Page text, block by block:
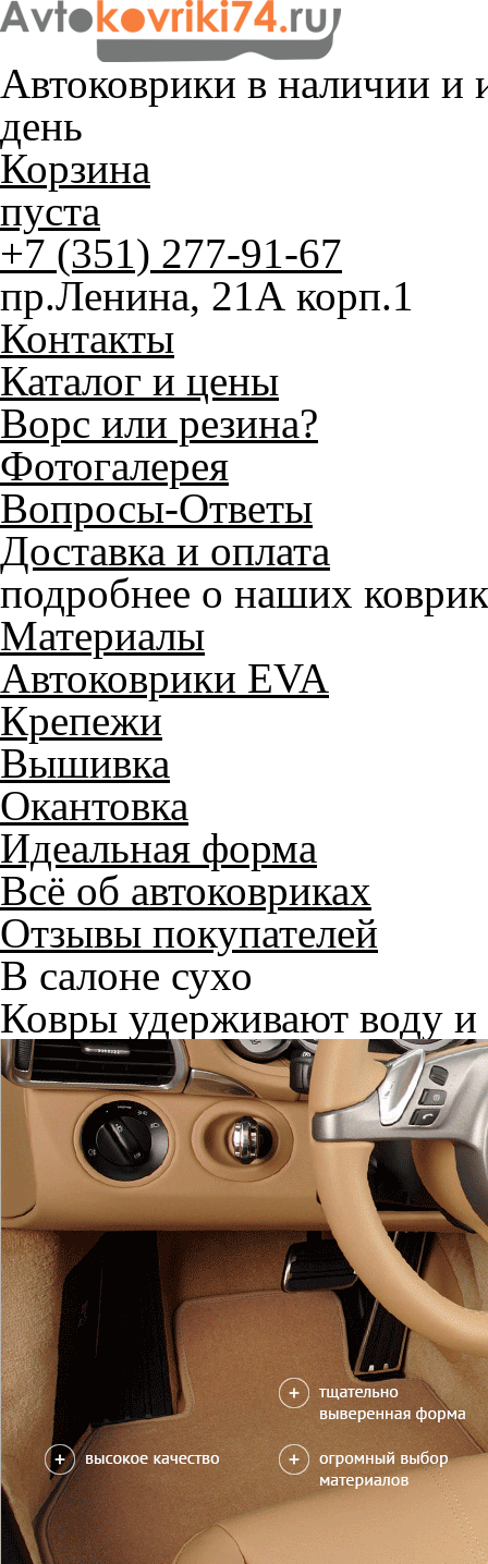
Автоковрики в наличии и
день
Корзина
пуста
+7 (351) 277-91-67
пр.Ленина, 21А корп.1
Контакты
Каталог и цены
Ворс или резина?
Фотогалерея
Вопросы-Ответы
Доставка и оплата
подробнее о наших
Материалы
Автоковрики EVA
Крепежи
Вышивка
Окантовка
Идеальная форма
Всё об автоковриках
Отзывы покупателей
В салоне сухо
Ковры удерживают воду и